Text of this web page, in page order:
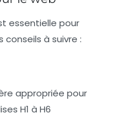
essentielle pour
conseils à suivre :
appropriée pour
H1 à H6